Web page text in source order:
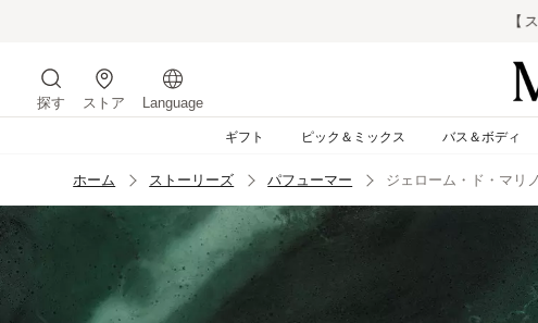
ッ
プ
す
る
【
探す
サイトを検索する
ストア Language
ギフト
ピック＆ミックス バス＆ボディ
ホーム ストーリーズ パフューマー ジェローム・ド・マリノ